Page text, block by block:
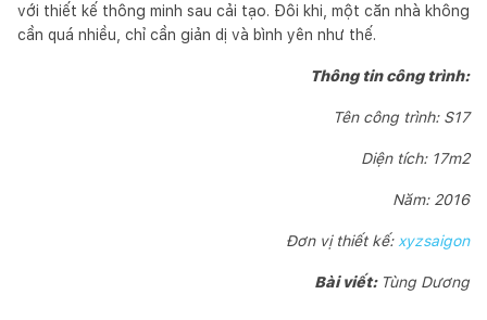
với thiết kế thông minh sau cải tạo. Đôi khi, một căn nhà không
cần quá nhiều, chỉ cần giản dị và bình yên như thế.
Thông tin công trình:
Tên công trình: S17
Diện tích: 17m2
Năm: 2016
Đơn vị thiết kế: xyzsaigon
Bài viết: Tùng Dương